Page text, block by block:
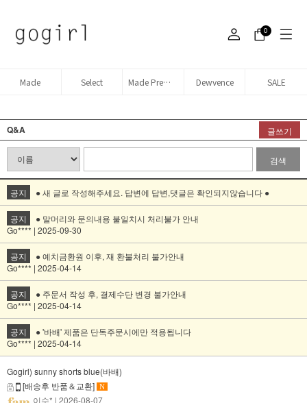
0
Made Select Made Premium denim Dewvence SALE
Q&A 글쓰기
검색
공지 ● 새 글로 작성해주세요. 답변에 답변,댓글은 확인되지않습니다 ●
공지
● 말머리와 문의내용 불일치시 처리불가 안내
Go**** | 2025-09-30
공지
● 예치금환원 이후, 재 환불처리 불가안내
Go**** | 2025-04-14
공지
● 주문서 작성 후, 결제수단 변경 불가안내
Go**** | 2025-04-14
공지
● '바배' 제품은 단독주문시에만 적용됩니다
Go**** | 2025-04-14
Gogirl) sunny shorts blue(바배)
[배송후 반품＆교환] N
이수* | 2026-08-07